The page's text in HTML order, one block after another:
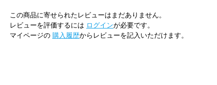
この商品に寄せられたレビューはまだありません。
レビューを評価するには ログインが必要です。
マイページの 購入履歴からレビューを記入いただけます。